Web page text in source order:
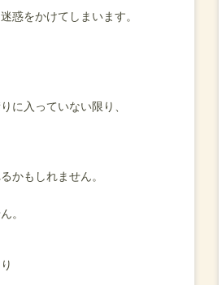
惑をかけてしまいます。
に入っていない限り、
かもしれません。
。